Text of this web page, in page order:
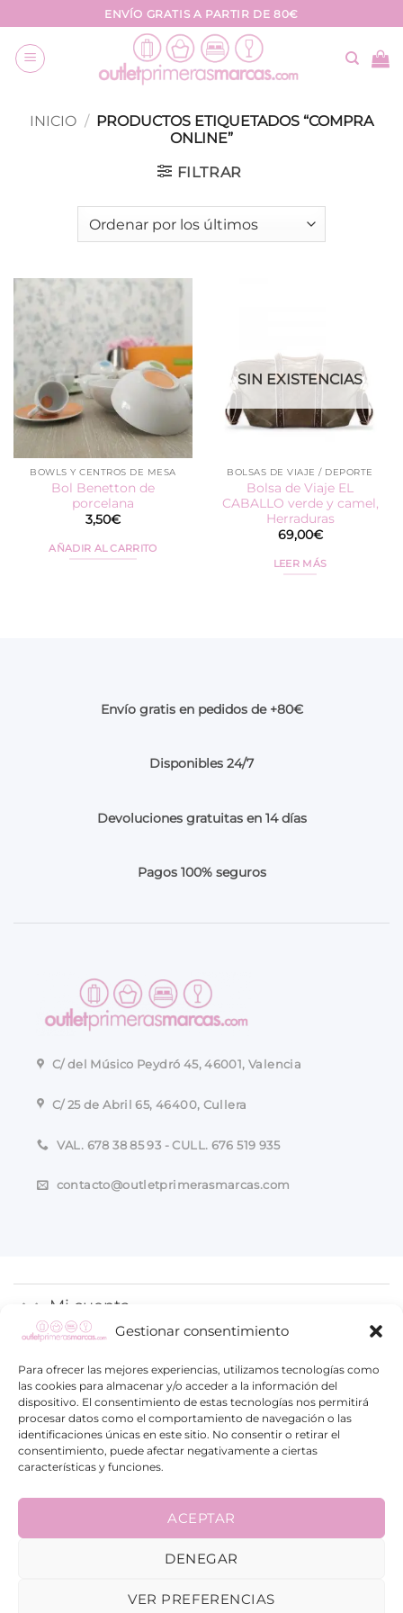
Gestionar consentimiento
Para ofrecer las mejores experiencias, utilizamos tecnologías como
las cookies para almacenar y/o acceder a la información del
dispositivo. El consentimiento de estas tecnologías nos permitirá
procesar datos como el comportamiento de navegación o las
identificaciones únicas en este sitio. No consentir o retirar el
consentimiento, puede afectar negativamente a ciertas
características y funciones.
ACEPTAR
DENEGAR
VER PREFERENCIAS
al
contenido
ENVÍO GRATIS A PARTIR DE 80€
INICIO / PRODUCTOS ETIQUETADOS “COMPRA
ONLINE”
FILTRAR
BOWLS Y CENTROS DE MESA
Bol Benetton de
porcelana
3,50€
AÑADIR AL CARRITO
SIN EXISTENCIAS
BOLSAS DE VIAJE / DEPORTE
Bolsa de Viaje EL
CABALLO verde y camel,
Herraduras
69,00€
LEER MÁS
Envío gratis en pedidos de +80€
Disponibles 24/7
Devoluciones gratuitas en 14 días
Pagos 100% seguros
C/ del Músico Peydró 45, 46001, Valencia
C/ 25 de Abril 65, 46400, Cullera
VAL. 678 38 85 93 - CULL. 676 519 935
contacto@outletprimerasmarcas.com
Mi cuenta
Información
Visa PayPal
© 2026 | Diseñado porPubliting.com